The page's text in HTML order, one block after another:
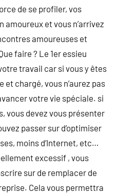
de se profiler, vos
et vous n’arrivez
amoureuses et
faire ? Le 1er essieu
travail car si vous y êtes
chargé, vous n’aurez pas
votre vie spéciale. si
vous devez vous présenter
passer sur d’optimiser
moins d’Internet, etc…
excessif , vous
sur de remplacer de
Cela vous permettra